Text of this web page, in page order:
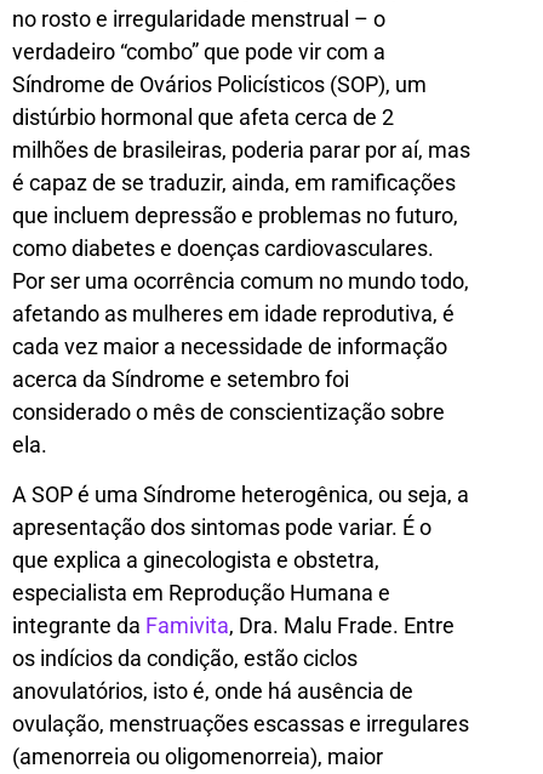
no rosto e irregularidade menstrual – o
verdadeiro “combo” que pode vir com a
Síndrome de Ovários Policísticos (SOP), um
distúrbio hormonal que afeta cerca de 2
milhões de brasileiras, poderia parar por aí, mas
é capaz de se traduzir, ainda, em ramificações
que incluem depressão e problemas no futuro,
como diabetes e doenças cardiovasculares.
Por ser uma ocorrência comum no mundo todo,
afetando as mulheres em idade reprodutiva, é
cada vez maior a necessidade de informação
acerca da Síndrome e setembro foi
considerado o mês de conscientização sobre
ela.
A SOP é uma Síndrome heterogênica, ou seja, a
apresentação dos sintomas pode variar. É o
que explica a ginecologista e obstetra,
especialista em Reprodução Humana e
integrante da Famivita, Dra. Malu Frade. Entre
os indícios da condição, estão ciclos
anovulatórios, isto é, onde há ausência de
ovulação, menstruações escassas e irregulares
(amenorreia ou oligomenorreia), maior